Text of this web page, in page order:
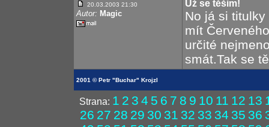
20.03.2003 21:30
Autor: Magic
Už se těšim!
No já si
mít
určité
smát.Tak se
2001 © Petr "Buchar" Krojzl
Strana: 1 2 3 4 5 6 7 8 9 10 11 12 13
26 27 28 29 30 31 32 33 34 35 36